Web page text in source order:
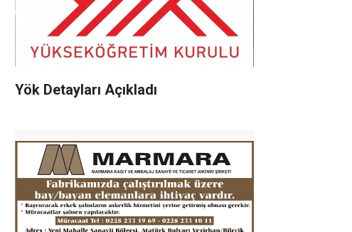
Yök Detayları Açıkladı